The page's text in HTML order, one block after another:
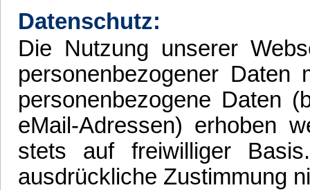
Datenschutz:
Die Nutzung unserer
personenbezogener
personenbezogene Daten
eMail-Adressen) erhoben
stets auf freiwilliger
ausdrückliche Zustimmung